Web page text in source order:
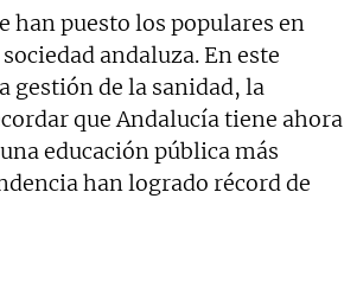
han puesto los populares en
andaluza. En este
gestión de la sanidad, la
que Andalucía tiene ahora
educación pública más
han logrado récord de